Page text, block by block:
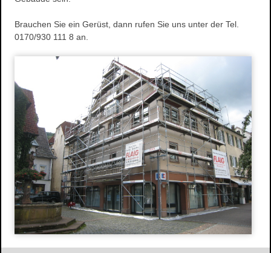
Raum- und Bautrocknung
Wasserschaden- sanierung
Reinigungsarbeiten
Schimmelpilze
Herstellung und Verkauf von Stuck
Stuckarbeiten
Dekorative Oberflächen
Ihre Vorteile
Produkte
Stuckgesims
Brauchen Sie ein Gerüst, dann rufen Sie uns unter der Tel.
0170/930 111 8 an.